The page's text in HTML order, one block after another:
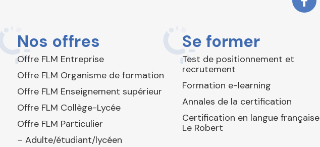
Nos offres
Offre FLM Entreprise
Offre FLM Organisme de formation
Offre FLM Enseignement supérieur
Offre FLM Collège-Lycée
Offre FLM Particulier
– Adulte/étudiant/lycéen
Se former
Test de positionnement et
recrutement
Formation e-learning
Annales de la certification
Certification en langue française
Le Robert